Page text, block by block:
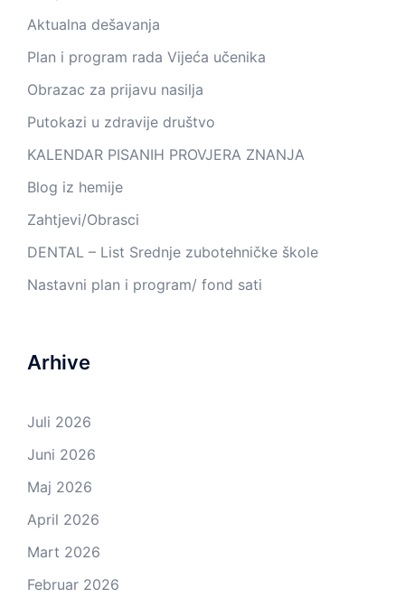
Aktualna dešavanja
Plan i program rada Vijeća učenika
Obrazac za prijavu nasilja
Putokazi u zdravije društvo
KALENDAR PISANIH PROVJERA ZNANJA
Blog iz hemije
Zahtjevi/Obrasci
DENTAL – List Srednje zubotehničke škole
Nastavni plan i program/ fond sati
Arhive
Juli 2026
Juni 2026
Maj 2026
April 2026
Mart 2026
Februar 2026